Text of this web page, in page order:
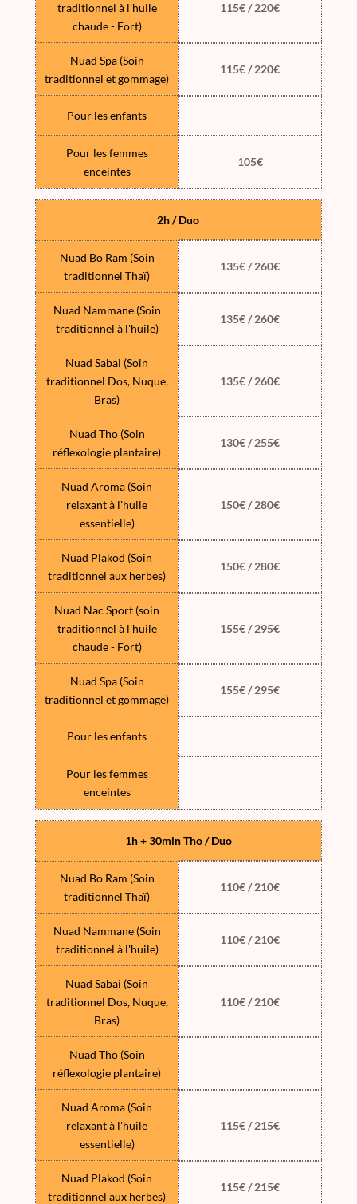
traditionnel à l'huile
chaude - Fort)
Nuad Spa (Soin
traditionnel et gommage)
Pour les enfants
Pour les femmes
enceintes
115€ / 220€
115€ / 220€
105€
Nuad Bo Ram (Soin
traditionnel Thaï)
Nuad Nammane (Soin
traditionnel à l'huile)
Nuad Sabai (Soin
traditionnel Dos, Nuque,
Bras)
Nuad Tho (Soin
réflexologie plantaire)
Nuad Aroma (Soin
relaxant à l'huile
essentielle)
Nuad Plakod (Soin
traditionnel aux herbes)
Nuad Nac Sport (soin
traditionnel à l'huile
chaude - Fort)
Nuad Spa (Soin
traditionnel et gommage)
Pour les enfants
Pour les femmes
enceintes
2h / Duo
135€ / 260€
135€ / 260€
135€ / 260€
130€ / 255€
150€ / 280€
150€ / 280€
155€ / 295€
155€ / 295€
Nuad Bo Ram (Soin
traditionnel Thaï)
Nuad Nammane (Soin
traditionnel à l'huile)
Nuad Sabai (Soin
traditionnel Dos, Nuque,
Bras)
Nuad Tho (Soin
réflexologie plantaire)
Nuad Aroma (Soin
relaxant à l'huile
essentielle)
Nuad Plakod (Soin
traditionnel aux herbes)
1h + 30min Tho / Duo
110€ / 210€
110€ / 210€
110€ / 210€
115€ / 215€
115€ / 215€